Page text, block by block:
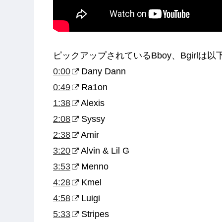
ピックアップされているBboy、Bgirlは以
0:00
Dany Dann
0:49
Ra1on
1:38
Alexis
2:08
Syssy
2:38
Amir
3:20
Alvin & Lil G
3:53
Menno
4:28
Kmel
4:58
Luigi
5:33
Stripes